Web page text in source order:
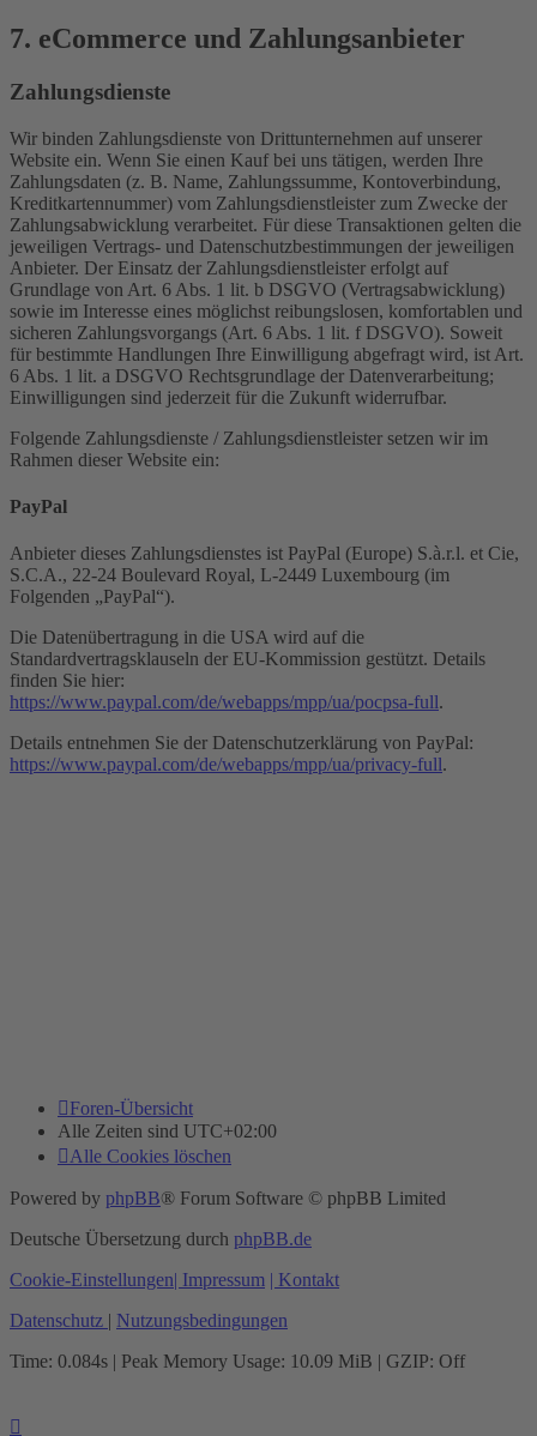
7. eCommerce und Zahlungs­anbieter
Zahlungsdienste
Wir binden Zahlungsdienste von Drittunternehmen auf unserer
Website ein. Wenn Sie einen Kauf bei uns tätigen, werden Ihre
Zahlungsdaten (z. B. Name, Zahlungssumme, Kontoverbindung,
Kreditkartennummer) vom Zahlungsdienstleister zum Zwecke der
Zahlungsabwicklung verarbeitet. Für diese Transaktionen gelten die
jeweiligen Vertrags- und Datenschutzbestimmungen der jeweiligen
Anbieter. Der Einsatz der Zahlungsdienstleister erfolgt auf
Grundlage von Art. 6 Abs. 1 lit. b DSGVO (Vertragsabwicklung)
sowie im Interesse eines möglichst reibungslosen, komfortablen und
sicheren Zahlungsvorgangs (Art. 6 Abs. 1 lit. f DSGVO). Soweit
für bestimmte Handlungen Ihre Einwilligung abgefragt wird, ist Art.
6 Abs. 1 lit. a DSGVO Rechtsgrundlage der Datenverarbeitung;
Einwilligungen sind jederzeit für die Zukunft widerrufbar.
Folgende Zahlungsdienste / Zahlungsdienstleister setzen wir im
Rahmen dieser Website ein:
PayPal
Anbieter dieses Zahlungsdienstes ist PayPal (Europe) S.à.r.l. et Cie,
S.C.A., 22-24 Boulevard Royal, L-2449 Luxembourg (im
Folgenden „PayPal“).
Die Datenübertragung in die USA wird auf die
Standardvertragsklauseln der EU-Kommission gestützt. Details
finden Sie hier:
https://www.paypal.com/de/webapps/mpp/ua/pocpsa-full.
Details entnehmen Sie der Datenschutzerklärung von PayPal:
https://www.paypal.com/de/webapps/mpp/ua/privacy-full.
Foren-Übersicht
Alle Zeiten sind UTC+02:00
Alle Cookies löschen
Powered by phpBB® Forum Software © phpBB Limited
Deutsche Übersetzung durch phpBB.de
Cookie-Einstellungen| Impressum | Kontakt
Datenschutz | Nutzungsbedingungen
Time: 0.084s | Peak Memory Usage: 10.09 MiB | GZIP: Off